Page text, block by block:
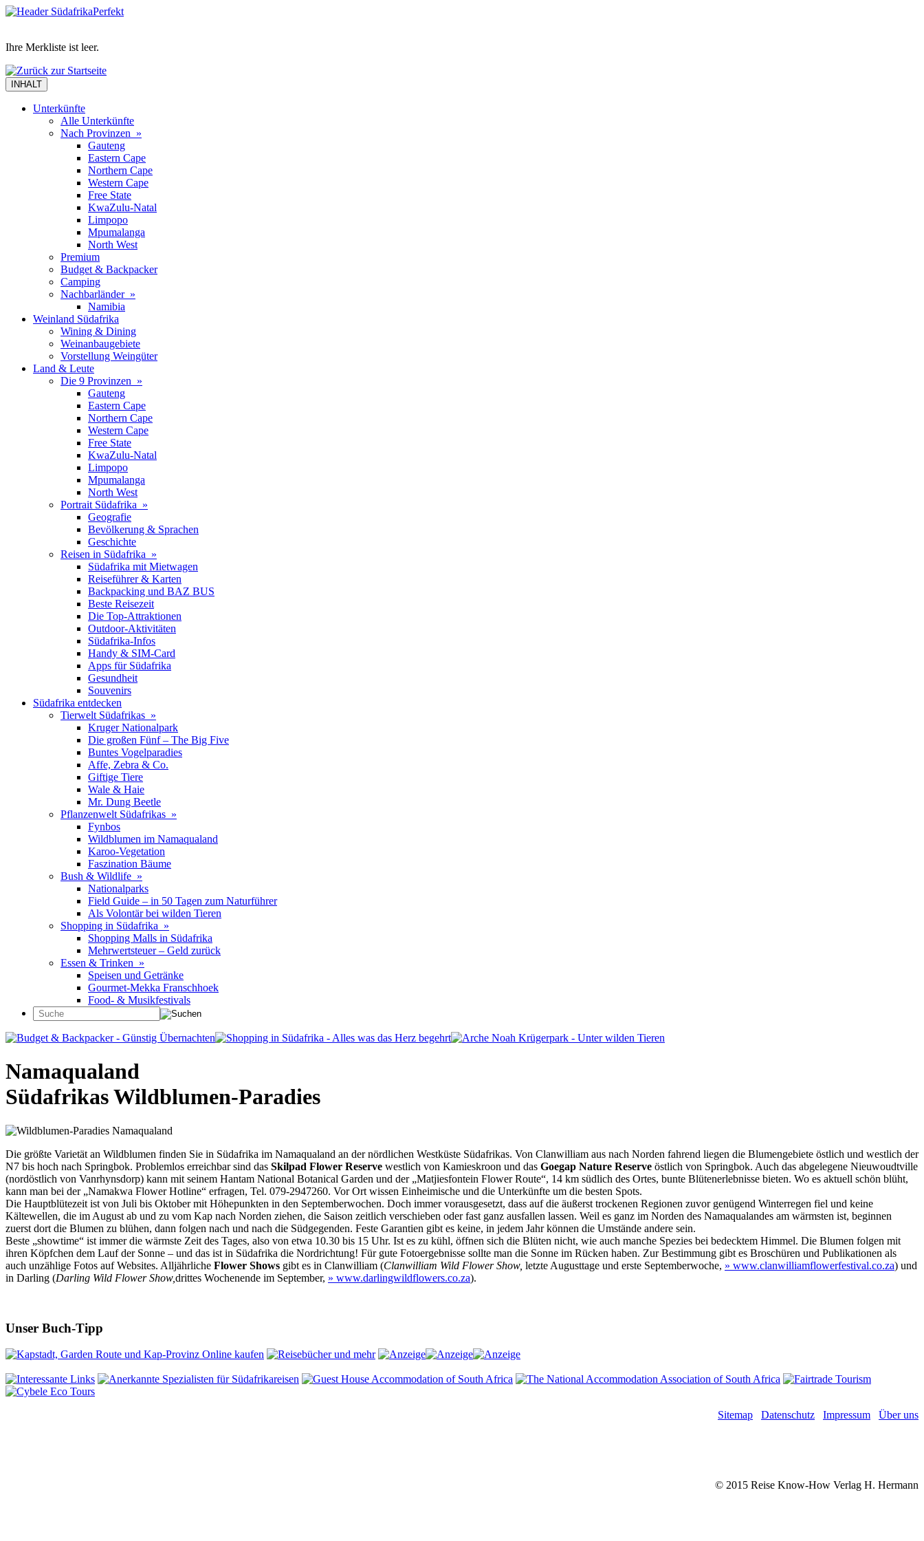
Ihre Merkliste ist leer.
INHALT
Unterkünfte
Alle Unterkünfte
Nach Provinzen »
Gauteng
Eastern Cape
Northern Cape
Western Cape
Free State
KwaZulu-Natal
Limpopo
Mpumalanga
North West
Premium
Budget & Backpacker
Camping
Nachbarländer »
Namibia
Weinland Südafrika
Wining & Dining
Weinanbaugebiete
Vorstellung Weingüter
Land & Leute
Die 9 Provinzen »
Gauteng
Eastern Cape
Northern Cape
Western Cape
Free State
KwaZulu-Natal
Limpopo
Mpumalanga
North West
Portrait Südafrika »
Geografie
Bevölkerung & Sprachen
Geschichte
Reisen in Südafrika »
Südafrika mit Mietwagen
Reiseführer & Karten
Backpacking und BAZ BUS
Beste Reisezeit
Die Top-Attraktionen
Outdoor-Aktivitäten
Südafrika-Infos
Handy & SIM-Card
Apps für Südafrika
Gesundheit
Souvenirs
Südafrika entdecken
Tierwelt Südafrikas »
Kruger Nationalpark
Die großen Fünf – The Big Five
Buntes Vogelparadies
Affe, Zebra & Co.
Giftige Tiere
Wale & Haie
Mr. Dung Beetle
Pflanzenwelt Südafrikas »
Fynbos
Wildblumen im Namaqualand
Karoo-Vegetation
Faszination Bäume
Bush & Wildlife »
Nationalparks
Field Guide – in 50 Tagen zum Naturführer
Als Volontär bei wilden Tieren
Shopping in Südafrika »
Shopping Malls in Südafrika
Mehrwertsteuer – Geld zurück
Essen & Trinken »
Speisen und Getränke
Gourmet-Mekka Franschhoek
Food- & Musikfestivals
Namaqualand
Südafrikas Wildblumen-Paradies
Die größte Varietät an Wildblumen finden Sie in Südafrika im Namaqualand an der nördlichen Westküste Südafrikas. Von Clanwilliam aus nach Norden fahrend liegen die Blumengebiete östlich und westlich der
N7 bis hoch nach Springbok. Problemlos erreichbar sind das Skilpad Flower Reserve westlich von Kamieskroon und das Goegap Nature Reserve östlich von Springbok. Auch das abgelegene Nieuwoudtville
(nordöstlich von Vanrhynsdorp) kann mit seinem Hantam National Botanical Garden und der „Matjiesfontein Flower Route“, 14 km südlich des Ortes, bunte Blütenerlebnisse bieten. Wo es aktuell schön blüht,
kann man bei der „Namakwa Flower Hotline“ erfragen, Tel. 079-2947260. Vor Ort wissen Einheimische und die Unterkünfte um die besten Spots.
Die Hauptblütezeit ist von Juli bis Oktober mit Höhepunkten in den Septemberwochen. Doch immer vorausgesetzt, dass auf die äußerst trockenen Regionen zuvor genügend Winterregen fiel und keine
Kältewellen, die im August ab und zu vom Kap nach Norden ziehen, die Saison zeitlich verschieben oder fast ganz ausfallen lassen. Weil es ganz im Norden des Namaqualandes am wärmsten ist, beginnen
zuerst dort die Blumen zu blühen, dann folgen nach und nach die Südgegenden. Feste Garantien gibt es keine, in jedem Jahr können die Umstände andere sein.
Beste „showtime“ ist immer die wärmste Zeit des Tages, also von etwa 10.30 bis 15 Uhr. Ist es zu kühl, öffnen sich die Blüten nicht, wie auch manche Spezies bei bedecktem Himmel. Die Blumen folgen mit
ihren Köpfchen dem Lauf der Sonne – und das ist in Südafrika die Nordrichtung! Für gute Fotoergebnisse sollte man die Sonne im Rücken haben. Zur Bestimmung gibt es Broschüren und Publikationen als
auch unzählige Fotos auf Websites. Alljährliche Flower Shows gibt es in Clanwilliam (Clanwilliam Wild Flower Show, letzte Augusttage und erste Septemberwoche, » www.clanwilliamflowerfestival.co.za) und
in Darling (Darling Wild Flower Show,drittes Wochenende im September, » www.darlingwildflowers.co.za).
Unser Buch-Tipp
Sitemap Datenschutz Impressum Über uns
© 2015 Reise Know-How Verlag H. Hermann